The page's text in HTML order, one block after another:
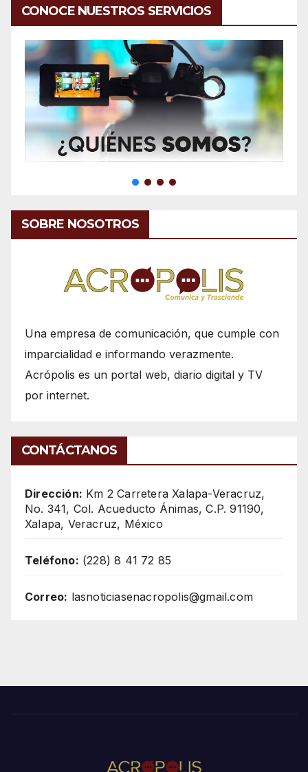
CONOCE NUESTROS SERVICIOS
SOBRE NOSOTROS
Una empresa de comunicación, que cumple con
imparcialidad e informando verazmente.
Acrópolis es un portal web, diario digital y TV
por internet.
CONTÁCTANOS
Dirección: Km 2 Carretera Xalapa-Veracruz,
No. 341, Col. Acueducto Ánimas, C.P. 91190,
Xalapa, Veracruz, México
Teléfono: (228) 8 41 72 85
Correo: lasnoticiasenacropolis@gmail.com